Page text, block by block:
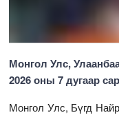
Монгол Улс,
2026 оны 7 дугаар
Монгол Улс, Бүгд